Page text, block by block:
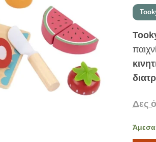
Δες
Άμεσα